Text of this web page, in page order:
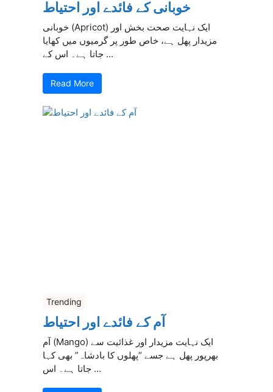
خوبانی کے فائدے اور احتیاط
خوبانی (Apricot) ایک نہایت صحت بخش اور
مزیدار پھل ہے، خاص طور پر گرمیوں میں کھایا
جاتا ہے۔ اس کے ...
Read More
Trending
آم کے فائدے اور احتیاط
آم (Mango) ایک نہایت مزیدار اور غذائیت سے
بھرپور پھل ہے جسے “پھلوں کا بادشاہ” بھی کہا
جاتا ہے۔ اس ...